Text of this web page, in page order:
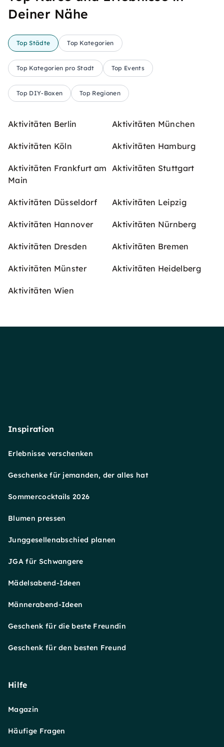
Deiner Nähe
Top Städte Top Kategorien
Top Kategorien pro Stadt Top Events
Top DIY-Boxen Top Regionen
Aktivitäten Berlin Aktivitäten München
Aktivitäten Köln Aktivitäten Hamburg
Aktivitäten Frankfurt am
Main
Aktivitäten Stuttgart
Aktivitäten Düsseldorf Aktivitäten Leipzig
Aktivitäten Hannover Aktivitäten Nürnberg
Aktivitäten Dresden Aktivitäten Bremen
Aktivitäten Münster Aktivitäten Heidelberg
Aktivitäten Wien
Inspiration
Erlebnisse verschenken
Geschenke für jemanden, der alles hat
Sommercocktails 2026
Blumen pressen
Junggesellenabschied planen
JGA für Schwangere
Mädelsabend-Ideen
Männerabend-Ideen
Geschenk für die beste Freundin
Geschenk für den besten Freund
Hilfe
Magazin
Häufige Fragen